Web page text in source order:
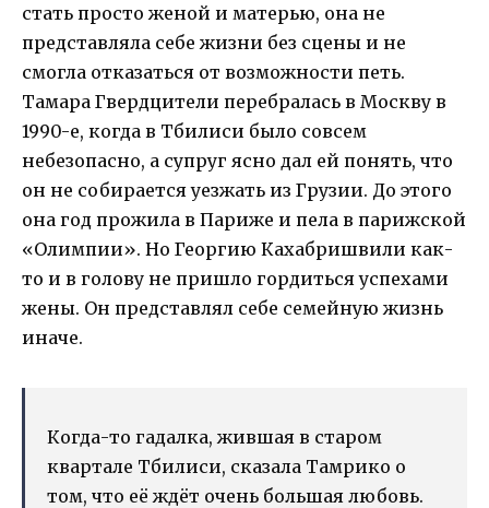
стать просто женой и матерью, она не
представляла себе жизни без сцены и не
смогла отказаться от возможности петь.
Тамара Гвердцители перебралась в Москву в
1990-е, когда в Тбилиси было совсем
небезопасно, а супруг ясно дал ей понять, что
он не собирается уезжать из Грузии. До этого
она год прожила в Париже и пела в парижской
«Олимпии». Но Георгию Кахабришвили как-
то и в голову не пришло гордиться успехами
жены. Он представлял себе семейную жизнь
иначе.
Когда-то гадалка, жившая в старом
квартале Тбилиси, сказала Тамрико о
том, что её ждёт очень большая любовь.